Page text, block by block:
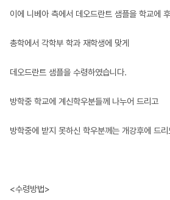
이에 니베아 측에서 데오드란트 샘플을 학교에
총학에서 각학부 학과 재학생에 맞게
데오드란트 샘플을 수령하였습니다.
방학중 학교에 계신학우분들께 나누어 드리고
방학중에 받지 못하신 학우분께는 개강후에 드
<수령방법>